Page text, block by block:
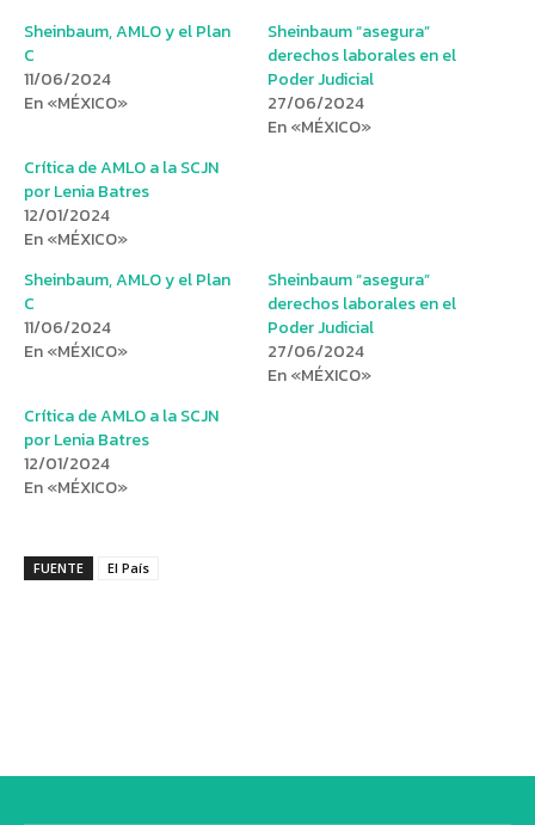
Sheinbaum, AMLO y el Plan
C
11/06/2024
En «MÉXICO»
Sheinbaum “asegura”
derechos laborales en el
Poder Judicial
27/06/2024
En «MÉXICO»
Crítica de AMLO a la SCJN
por Lenia Batres
12/01/2024
En «MÉXICO»
Sheinbaum, AMLO y el Plan
C
11/06/2024
En «MÉXICO»
Sheinbaum “asegura”
derechos laborales en el
Poder Judicial
27/06/2024
En «MÉXICO»
Crítica de AMLO a la SCJN
por Lenia Batres
12/01/2024
En «MÉXICO»
FUENTE El País